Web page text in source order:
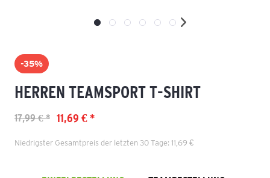
-35%
HERREN TEAMSPORT T-SHIRT
11,69 € *
17,99 € *
Niedrigster Gesamtpreis der letzten 30 Tage: 11,69 €